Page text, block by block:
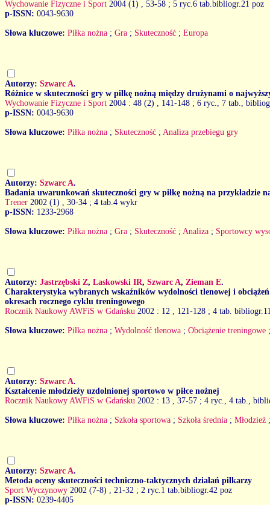
Wychowanie Fizyczne i Sport 2004 (1)
, 53-58 ; 5 ryc.6 tab.bibliogr.21 poz
p-ISSN: 0043-9630
Słowa kluczowe: Piłka nożna ; Gra ; Skuteczność ; Europa
Autorzy: Szwarc A.
Różnice w skuteczności gry w piłkę nożną między drużynami o
Wychowanie Fizyczne i Sport 2004 : 48 (2)
, 141-148 ; 6 ryc., 7 tab.,
p-ISSN: 0043-9630
Słowa kluczowe: Piłka nożna ; Skuteczność ; Analiza przebiegu gry
Autorzy: Szwarc A.
Badania uwarunkowań skuteczności gry w piłkę nożną na przykładzie
Trener 2002 (1)
, 30-34 ; 4 tab.4 wykr
p-ISSN: 1233-2968
Słowa kluczowe: Piłka nożna ; Gra ; Skuteczność ; Analiza ; Sportowcy
Autorzy: Jastrzębski Z, Laskowski IR, Szwarc A, Zieman E.
Charakterystyka wybranych wskaźników wydolności tlenowej i
okresach rocznego cyklu treningowego
Rocznik Naukowy AWFiS w Gdańsku 2002 : 12 , 121-128 ; 4 tab.
Słowa kluczowe: Piłka nożna ; Wydolność tlenowa ; Obciążenie treningowe
Autorzy: Szwarc A.
Kształcenie młodzieży uzdolnionej sportowo w piłce nożnej
Rocznik Naukowy AWFiS w Gdańsku 2002 : 13 , 37-57 ; 4 ryc., 4 tab.,
Słowa kluczowe: Piłka nożna ; Szkoła sportowa ; Szkoła średnia ; Młodzież
Autorzy: Szwarc A.
Metoda oceny skuteczności techniczno-taktycznych działań piłkarzy
Sport Wyczynowy 2002 (7-8)
, 21-32 ; 2 ryc.1 tab.bibliogr.42 poz
p-ISSN: 0239-4405